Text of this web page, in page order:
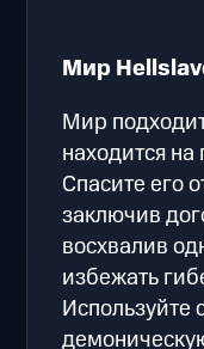
Мир
Мир
находится
Спасите его
заключив
восхвалив
избежать
Используйте